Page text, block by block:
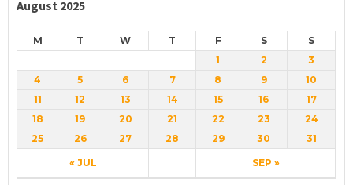
August 2025
M T W T F S S
« JUL SEP »
1 2
3
4
5 6 7 8 9
10
11
12 13 14 15 16
17
18
19 20 21 22 23
24
25
26 27 28 29 30 31